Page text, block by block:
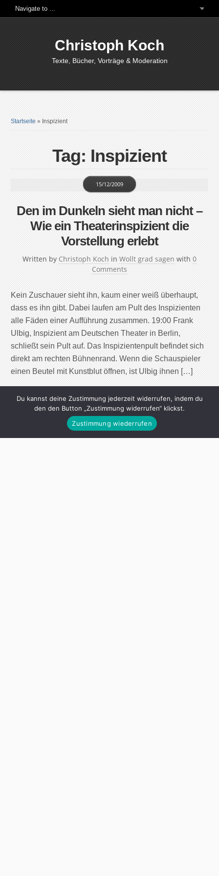
Christoph Koch
Texte, Bücher, Vorträge & Moderation
Startseite » Inspizient
Tag: Inspizient
Den im Dunkeln sieht man nicht –
Wie ein Theaterinspizient die
Vorstellung erlebt
Written by Christoph Koch
15/12/2009
in Wollt grad sagen with 0
Comments
Kein Zuschauer sieht ihn, kaum einer weiß überhaupt,
dass es ihn gibt. Dabei laufen am Pult des Inspizienten
alle Fäden einer Aufführung zusammen. 19:00 Frank
Ulbig, Inspizient am Deutschen Theater in Berlin,
schließt sein Pult auf. Das Inspizientenpult befindet sich
direkt am rechten Bühnenrand. Wenn die Schauspie­ler
einen Beutel mit Kunstblut öffnen, ist Ul­big ihnen […]
Continue Reading
Du kannst deine Zustimmung jederzeit widerrufen, indem du
den den Button „Zustimmung widerrufen“ klickst.
Zustimmung wiederrufen